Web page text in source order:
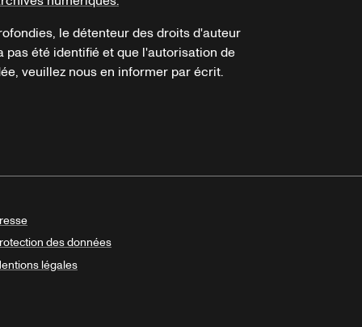
le détenteur des droits d'auteur
été identifié et que l'autorisation de
veuillez nous en informer par écrit.
des données
légales